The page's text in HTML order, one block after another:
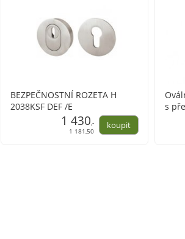
BEZPEČNOSTNÍ ROZETA H
2038KSF DEF /E
1 430,-
1 181,50
s